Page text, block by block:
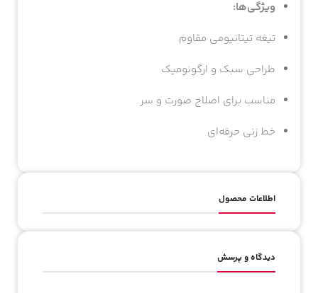
ویژگی‌ها:
تیغه تیتانیومی مقاوم
طراحی سبک و ارگونومیک
مناسب برای اصلاح صورت و سر
خط زنی حرفه‌ای
اطلاعات محصول
دیدگاه و پرسش
به شدت خوشحالیم که پیش ما اومدین!
شماره موبایل